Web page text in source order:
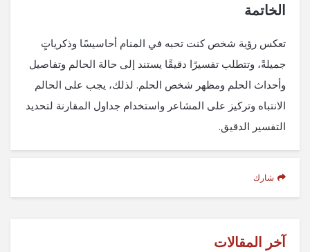
الخاتمة
تعكس رؤية شخص كنت تحبه في المنام أحاسيسًا وذكرياتٍ
جميلةً، وتتطلب تفسيرًا دقيقًا يستند إلى حالة الحالم وتفاصيل
وأحداث الحلم ومظهر شخص الحلم. لذلك، يجب على الحالم
الانتباه وتركيز على المشاعر واستخدام جداول المقارنة لتحديد
التفسير الدقيق.
شارك
آخر المقالات